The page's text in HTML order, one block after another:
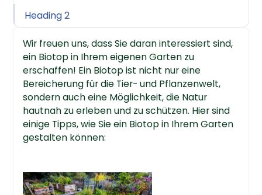
Heading 2
Wir freuen uns, dass Sie daran interessiert sind,
ein Biotop in Ihrem eigenen Garten zu
erschaffen! Ein Biotop ist nicht nur eine
Bereicherung für die Tier- und Pflanzenwelt,
sondern auch eine Möglichkeit, die Natur
hautnah zu erleben und zu schützen. Hier sind
einige Tipps, wie Sie ein Biotop in Ihrem Garten
gestalten können: